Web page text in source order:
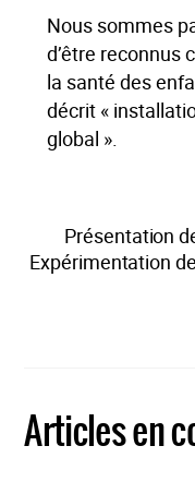
Nous sommes
d’être reconnus
la santé des
décrit «
global ».
Présentation
Expérimentation
Articles en